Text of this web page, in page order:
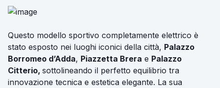
Questo modello sportivo completamente elettrico è
stato esposto nei luoghi iconici della città, Palazzo
Borromeo d’Adda, Piazzetta Brera e Palazzo
Citterio, sottolineando il perfetto equilibrio tra
innovazione tecnica e estetica elegante. La sua